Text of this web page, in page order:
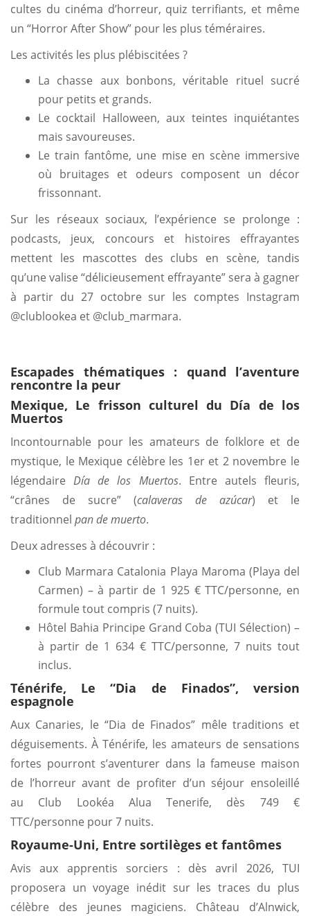
cultes du cinéma d’horreur, quiz terrifiants, et même
un “Horror After Show” pour les plus téméraires.
Les activités les plus plébiscitées ?
La chasse aux bonbons, véritable rituel sucré
pour petits et grands.
Le cocktail Halloween, aux teintes inquiétantes
mais savoureuses.
Le train fantôme, une mise en scène immersive
où bruitages et odeurs composent un décor
frissonnant.
Sur les réseaux sociaux, l’expérience se prolonge :
podcasts, jeux, concours et histoires effrayantes
mettent les mascottes des clubs en scène, tandis
qu’une valise “délicieusement effrayante” sera à gagner
à partir du 27 octobre sur les comptes Instagram
@clublookea et @club_marmara.
Escapades thématiques : quand l’aventure
rencontre la peur
Mexique, Le frisson culturel du Día de los
Muertos
Incontournable pour les amateurs de folklore et de
mystique, le Mexique célèbre les 1er et 2 novembre le
légendaireDía de los Muertos. Entre autels fleuris,
“crânes de sucre” (calaveras de azúcar) et le
traditionnel pan de muerto.
Deux adresses à découvrir :
Club Marmara Catalonia Playa Maroma (Playa del
Carmen) – à partir de 1 925 € TTC/personne, en
formule tout compris (7 nuits).
Hôtel Bahia Principe Grand Coba (TUI Sélection) –
à partir de 1 634 € TTC/personne, 7 nuits tout
inclus.
Ténérife, Le “Dia de Finados”, version
espagnole
Aux Canaries, le “Dia de Finados” mêle traditions et
déguisements. À Ténérife, les amateurs de sensations
fortes pourront s’aventurer dans la fameuse maison
de l’horreur avant de profiter d’un séjour ensoleillé
au Club Lookéa Alua Tenerife, dès 749 €
TTC/personne pour 7 nuits.
Royaume-Uni, Entre sortilèges et fantômes
Avis aux apprentis sorciers : dès avril 2026, TUI
proposera un voyage inédit sur les traces du plus
célèbre des jeunes magiciens. Château d’Alnwick,